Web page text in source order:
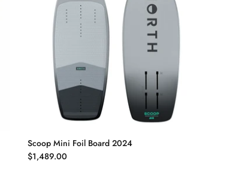
Scoop Mini Foil Board 2024
$1,489.00